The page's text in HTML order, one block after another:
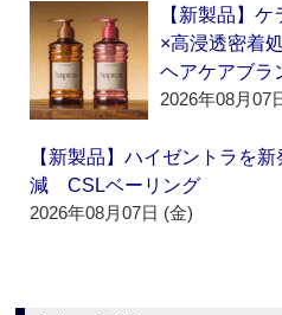
【新製品】
×高浸透密着
ヘアケアブ
2026年08月07
【新製品】ハイゼントラを
減 CSLベーリング
2026年08月07日 (金)